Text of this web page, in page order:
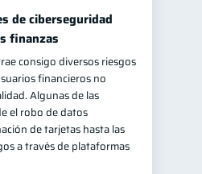
22
22
12
10
8
Ahorro 8
de ciberseguridad
finanzas
consigo diversos riesgos
financieros no
Algunas de las
el robo de datos
de tarjetas hasta las
a través de plataformas